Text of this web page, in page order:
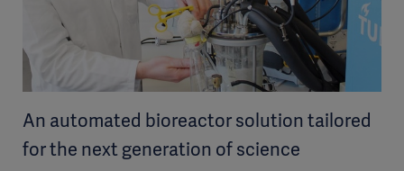
An automated bioreactor solution tailored
for the next generation of science